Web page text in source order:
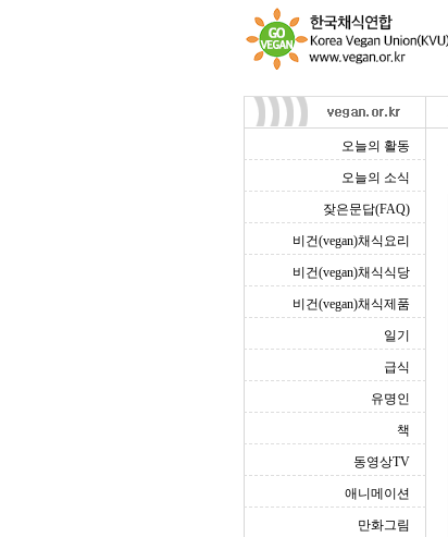
오늘의 활동
오늘의 소식
잦은문답(FAQ)
비건(vegan)채식요리
비건(vegan)채식식당
비건(vegan)채식제품
일기
급식
유명인
책
동영상TV
애니메이션
만화그림